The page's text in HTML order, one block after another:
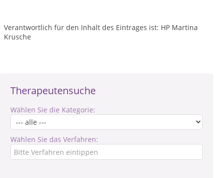
Therapeutensuche
Wählen Sie die Kategorie:
Wählen Sie das Verfahren:
Verantwortlich für den Inhalt des Eintrages ist: HP Martina
Krusche